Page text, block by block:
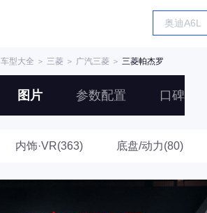
车型大全 ＞ 三菱 ＞ 广汽三菱 ＞ 三菱帕杰罗
图片 参数配置 口碑
内饰·VR(363) 底盘/动力(80)